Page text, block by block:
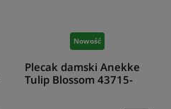
Nowość
Plecak damski Anekke
Tulip Blossom 43715-